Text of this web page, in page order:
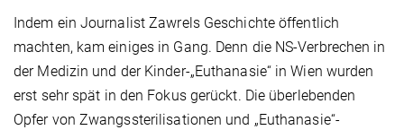
Indem ein Journalist Zawrels Geschichte öffentlich
machten, kam einiges in Gang. Denn die NS-Verbrechen in
der Medizin und der Kinder-„Euthanasie“ in Wien wurden
erst sehr spät in den Fokus gerückt. Die überlebenden
Opfer von Zwangssterilisationen und „Euthanasie“-